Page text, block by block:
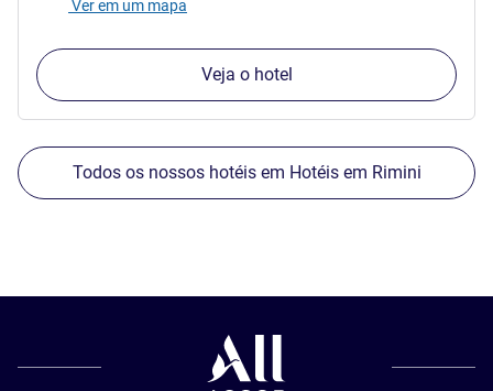
Ver em um mapa
Veja o hotel
Todos os nossos hotéis em Hotéis em Rimini